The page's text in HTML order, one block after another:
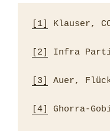
[1] Klauser,
[2] Infra
[3] Auer,
[4] Ghorra-